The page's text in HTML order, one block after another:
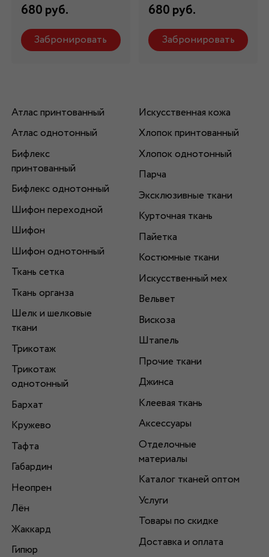
680 руб.
Забронировать
680 руб.
Забронировать
Атлас принтованный
Атлас однотонный
Бифлекс
принтованный
Бифлекс однотонный
Шифон переходной
Шифон
Шифон однотонный
Ткань сетка
Ткань органза
Шелк и шелковые
ткани
Трикотаж
Трикотаж
однотонный
Бархат
Кружево
Тафта
Габардин
Неопрен
Лён
Жаккард
Гипюр
Искусственная кожа
Хлопок принтованный
Хлопок однотонный
Парча
Эксклюзивные ткани
Курточная ткань
Пайетка
Костюмные ткани
Искусственный мех
Вельвет
Вискоза
Штапель
Прочие ткани
Джинса
Клеевая ткань
Аксессуары
Отделочные
материалы
Каталог тканей оптом
Услуги
Товары по скидке
Доставка и оплата